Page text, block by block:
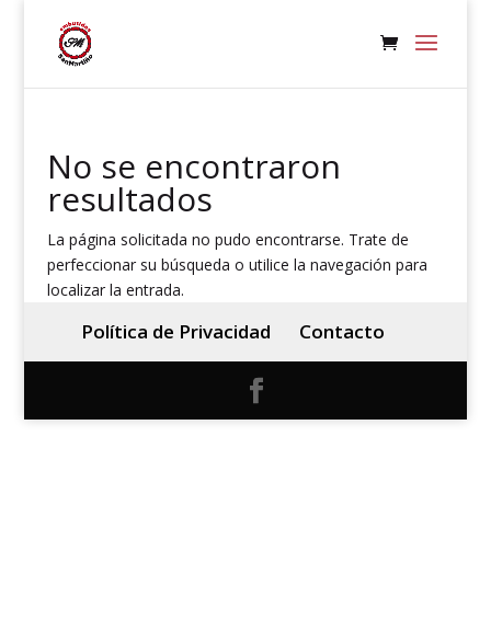
No se encontraron
resultados
La página solicitada no pudo encontrarse. Trate de
perfeccionar su búsqueda o utilice la navegación para
localizar la entrada.
Política de Privacidad Contacto